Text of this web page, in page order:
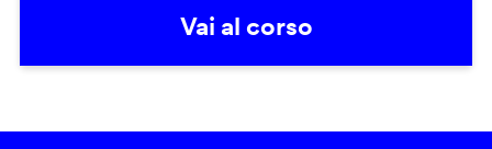
Vai al corso